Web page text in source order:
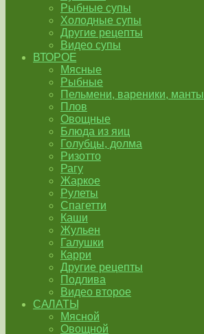
Рыбные супы
Холодные супы
Другие рецепты
Видео супы
ВТОРОЕ
Мясные
Рыбные
Пельмени, вареники, манты
Плов
Овощные
Блюда из яиц
Голубцы, долма
Ризотто
Рагу
Жаркое
Рулеты
Спагетти
Каши
Жульен
Галушки
Карри
Другие рецепты
Подлива
Видео второе
САЛАТЫ
Мясной
Овощной